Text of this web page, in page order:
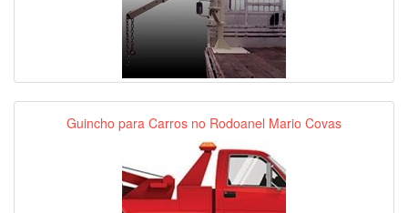
Guincho para Carros no Rodoanel Mario Covas